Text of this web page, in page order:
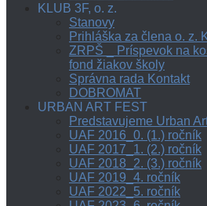
KLUB 3F, o. z.
Stanovy
Prihláška za člena o. z.
ZRPŠ _ Príspevok na
fond žiakov školy
Správna rada Kontakt
DOBROMAT
URBAN ART FEST
Predstavujeme Urban
UAF 2016_0. (1.) ročník
UAF 2017_1. (2.) ročník
UAF 2018_2. (3.) ročník
UAF 2019_4. ročník
UAF 2022_5. ročník